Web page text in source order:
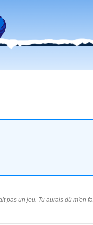
pas un jeu. Tu aurais dû m'en